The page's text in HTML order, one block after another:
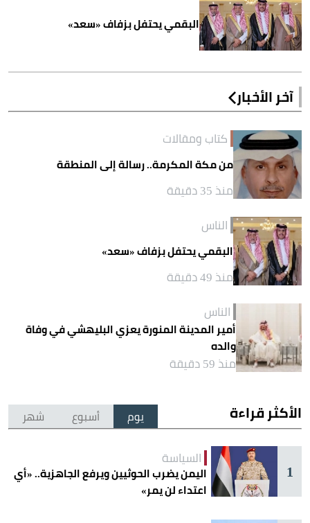
البقمي يحتفل بزفاف «سعد»
آخر الأخبار
كتاب ومقالات
من مكة المكرمة.. رسالة إلى المنطقة
منذ 35 دقيقة
الناس
البقمي يحتفل بزفاف «سعد»
منذ 49 دقيقة
الناس
أمير المدينة المنورة يعزي البليهشي في وفاة
والده
منذ 59 دقيقة
الأكثر قراءة يوم أسبوع شهر
1
السياسة
اليمن يضرب الحوثيين ويرفع الجاهزية.. «أي
اعتداء لن يمر»